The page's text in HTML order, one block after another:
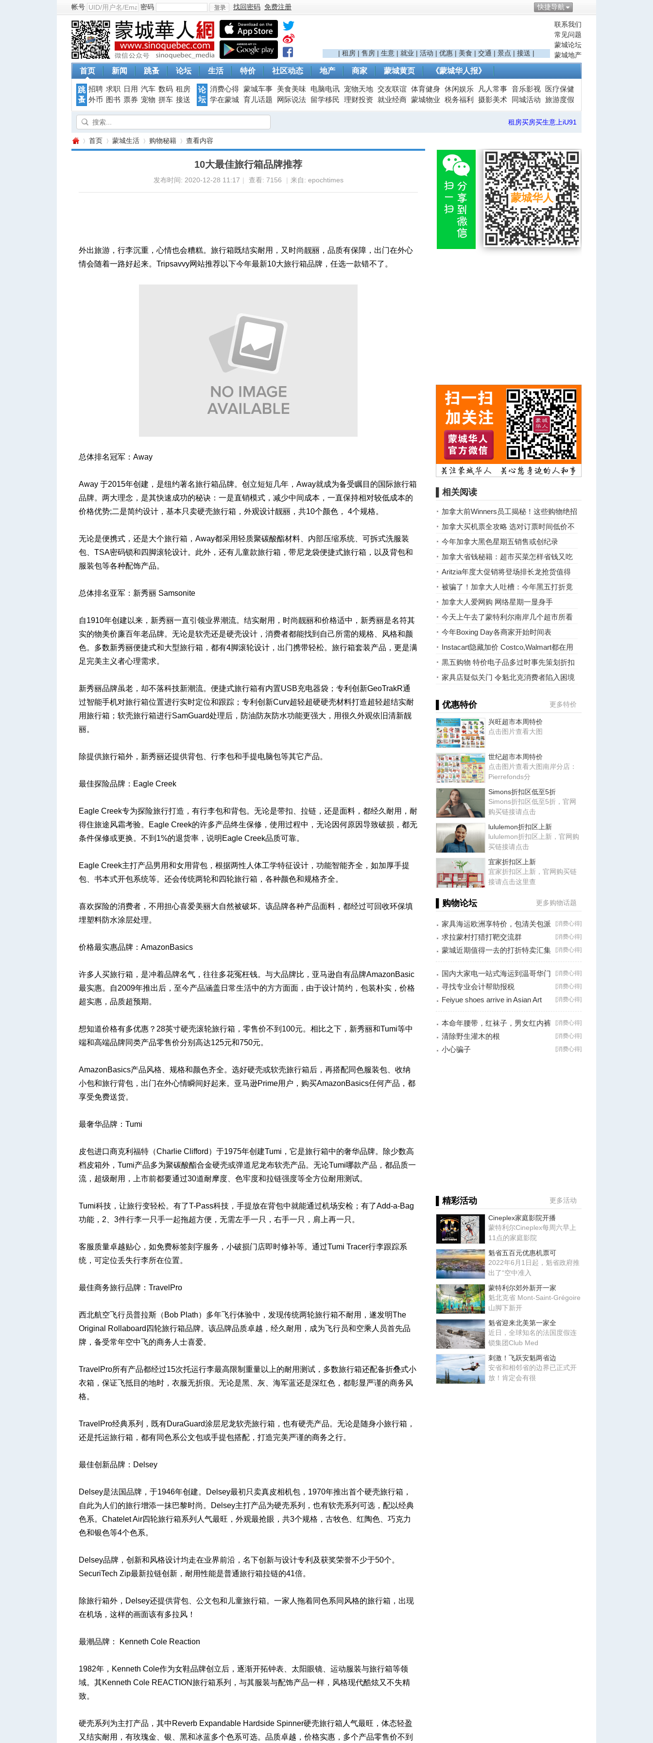
快捷导航
帐号 密码
登
录
找回密码 免费注册
联系我们
常见问题
蒙城论坛
蒙城地产
| 租房 | 售房 | 生意 | 就业 | 活动 | 优惠 | 美食 | 交通 | 景点 | 接送 |
首页 新闻 跳蚤 论坛 生活 特价 社区动态 地产 商家 蒙城黄页 《蒙城华人报》
跳
蚤
招聘 求职 日用 汽车 数码 租房
外币
图书 票券 宠物 拼车 接送
论
坛
消费心得 蒙城车事 美食美味 电脑电讯 宠物天地 交友联谊 体育健身 休闲娱乐 凡人常事 音乐影视
医疗保健
学在蒙城 育儿话题 网际说法 留学移民 理财投资 就业经商 蒙城物业 税务福利 摄影美术 同城活动 旅游度假
租房买房买生意上iU91
首页 蒙城生活 购物秘籍
›
查看内容
10大最佳旅行箱品牌推荐
发布时间: 2020-12-28 11:17 | 查看: 7156 | 来自: epochtimes
外出旅游，行李沉重，心情也会糟糕。旅行箱既结实耐用，又时尚靓丽，品质有保障，出门在外心
情会随着一路好起来。Tripsavvy网站推荐以下今年最新10大旅行箱品牌，任选一款错不了。
总体排名冠军：Away
Away 于2015年创建，是纽约著名旅行箱品牌。创立短短几年，Away就成为备受瞩目的国际旅行箱
品牌。两大理念，是其快速成功的秘诀：一是直销模式，减少中间成本，一直保持相对较低成本的
价格优势;二是简约设计，基本只卖硬壳旅行箱，外观设计靓丽，共10个颜色， 4个规格。
无论是便携式，还是大个旅行箱，Away都采用轻质聚碳酸酯材料、内部压缩系统、可拆式洗服装
包、TSA密码锁和四脚滚轮设计。此外，还有儿童款旅行箱，带尼龙袋便捷式旅行箱，以及背包和
服装包等各种配饰产品。
总体排名亚军：新秀丽 Samsonite
自1910年创建以来，新秀丽一直引领业界潮流。结实耐用，时尚靓丽和价格适中，新秀丽是名符其
实的物美价廉百年老品牌。无论是软壳还是硬壳设计，消费者都能找到自己所需的规格、风格和颜
色。多数新秀丽便捷式和大型旅行箱，都有4脚滚轮设计，出门携带轻松。旅行箱套装产品，更是满
足完美主义者心理需求。
新秀丽品牌虽老，却不落科技新潮流。便捷式旅行箱有内置USB充电器袋；专利创新GeoTrakR通
过智能手机对旅行箱位置进行实时定位和跟踪；专利创新Curv超轻超硬硬壳材料打造超轻超结实耐
用旅行箱；软壳旅行箱进行SamGuard处理后，防油防灰防水功能更强大，用很久外观依旧清新靓
丽。
除提供旅行箱外，新秀丽还提供背包、行李包和手提电脑包等其它产品。
最佳探险品牌：Eagle Creek
Eagle Creek专为探险旅行打造，有行李包和背包。无论是带扣、拉链，还是面料，都经久耐用，耐
得住旅途风霜考验。Eagle Creek的许多产品终生保修，使用过程中，无论因何原因导致破损，都无
条件保修或更换。不到1%的退货率，说明Eagle Creek品质可靠。
Eagle Creek主打产品男用和女用背包，根据两性人体工学特征设计，功能智能齐全，如加厚手提
包、书本式开包系统等。还会传统两轮和四轮旅行箱，各种颜色和规格齐全。
喜欢探险的消费者，不用担心喜爱美丽大自然被破坏。该品牌各种产品面料，都经过可回收环保填
埋塑料防水涂层处理。
价格最实惠品牌：AmazonBasics
许多人买旅行箱，是冲着品牌名气，往往多花冤枉钱。与大品牌比，亚马逊自有品牌AmazonBasic
最实惠。自2009年推出后，至今产品涵盖日常生活中的方方面面，由于设计简约，包装朴实，价格
超实惠，品质超预期。
想知道价格有多优惠？28英寸硬壳滚轮旅行箱，零售价不到100元。相比之下，新秀丽和Tumi等中
端和高端品牌同类产品零售价分别高达125元和750元。
AmazonBasics产品风格、规格和颜色齐全。选好硬壳或软壳旅行箱后，再搭配同色服装包、收纳
小包和旅行背包，出门在外心情瞬间好起来。亚马逊Prime用户，购买AmazonBasics任何产品，都
享受免费送货。
最奢华品牌：Tumi
皮包进口商克利福特（Charlie Clifford）于1975年创建Tumi，它是旅行箱中的奢华品牌。除少数高
档皮箱外，Tumi产品多为聚碳酸酯合金硬壳或弹道尼龙布软壳产品。无论Tumi哪款产品，都品质一
流，超级耐用，上市前都要通过30道耐摩度、色牢度和拉链强度等全方位耐用测试。
Tumi科技，让旅行变轻松。有了T-Pass科技，手提放在背包中就能通过机场安检；有了Add-a-Bag
功能，2、3件行李一只手一起拖超方便，无需左手一只，右手一只，肩上再一只。
客服质量卓越贴心，如免费标签刻字服务，小破损门店即时修补等。通过Tumi Tracer行李跟踪系
统，可定位丢失行李所在位置。
最佳商务旅行品牌：TravelPro
西北航空飞行员普拉斯（Bob Plath）多年飞行体验中，发现传统两轮旅行箱不耐用，遂发明The
Original Rollaboard四轮旅行箱品牌。该品牌品质卓越，经久耐用，成为飞行员和空乘人员首先品
牌，备受常年空中飞的商务人士喜爱。
TravelPro所有产品都经过15次托运行李最高限制重量以上的耐用测试，多数旅行箱还配备折叠式小
衣箱，保证飞抵目的地时，衣服无折痕。无论是黑、灰、海军蓝还是深红色，都彰显严谨的商务风
格。
TravelPro经典系列，既有DuraGuard涂层尼龙软壳旅行箱，也有硬壳产品。无论是随身小旅行箱，
还是托运旅行箱，都有同色系公文包或手提包搭配，打造完美严谨的商务之行。
最佳创新品牌：Delsey
Delsey是法国品牌，于1946年创建。Delsey最初只卖真皮相机包，1970年推出首个硬壳旅行箱，
自此为人们的旅行增添一抹巴黎时尚。Delsey主打产品为硬壳系列，也有软壳系列可选，配以经典
色系。Chatelet Air四轮旅行箱系列人气最旺，外观最抢眼，共3个规格，古牧色、红陶色、巧克力
色和银色等4个色系。
Delsey品牌，创新和风格设计均走在业界前沿，名下创新与设计专利及获奖荣誉不少于50个。
SecuriTech Zip最新拉链创新，耐用性能是普通旅行箱拉链的41倍。
除旅行箱外，Delsey还提供背包、公文包和儿童旅行箱。一家人拖着同色系同风格的旅行箱，出现
在机场，这样的画面该有多拉风！
最潮品牌： Kenneth Cole Reaction
1982年，Kenneth Cole作为女鞋品牌创立后，逐渐开拓钟表、太阳眼镜、运动服装与旅行箱等领
域。其Kenneth Cole REACTION旅行箱系列，与其服装与配饰产品一样，风格现代酷炫又不失精
致。
硬壳系列为主打产品，其中Reverb Expandable Hardside Spinner硬壳旅行箱人气最旺，体态轻盈
又结实耐用，有玫瑰金、银、黑和冰蓝多个色系可选。品质卓越，价格实惠，多个产品零售价不到
▌相关阅读
加拿大前Winners员工揭秘！这些购物绝招
能帮你省下一大笔钱！ ...
加拿大买机票全攻略 选对订票时间低价不
是梦
今年加拿大黑色星期五销售或创纪录
加拿大省钱秘籍：超市买菜怎样省钱又吃
得健康
Aritzia年度大促销将登场排长龙抢货值得
吗？
被骗了！加拿大人吐槽：今年黑五打折竟
是假象！
加拿大人爱网购 网络星期一显身手
今天上午去了蒙特利尔南岸几个超市所看
到的
今年Boxing Day各商家开始时间表
Instacart隐藏加价 Costco,Walmart都在用
黒五购物 特价电子品多过时事先策划折扣
多
家具店疑似关门 令魁北克消费者陷入困境
▌优惠特价 更多特价
兴旺超市本周特价
点击图片查看大图
世纪超市本周特价
点击图片查看大图南岸分店：
Pierrefonds分
Simons折扣区低至5折
Simons折扣区低至5折，官网
购买链接请点击
lululemon折扣区上新
lululemon折扣区上新，官网购
买链接请点击
宜家折扣区上新
宜家折扣区上新，官网购买链
接请点击这里查
▌购物论坛 更多购物话题
[消费心得]
家具海运欧洲享特价，包清关包派
送一站式
[消费心得]
求拉蒙村打猎打靶交流群
[消费心得]
蒙城近期值得一去的打折特卖汇集
[消费心得]
国内大家电一站式海运到温哥华门
对门服务
[消费心得]
寻找专业会计帮助报税
[消费心得]
Feiyue shoes arrive in Asian Art
store,
[消费心得]
本命年腰带，红袜子，男女红内裤
有卖，地址
[消费心得]
清除野生灌木的根
[消费心得]
小心骗子
▌精彩活动 更多活动
Cineplex家庭影院开播
蒙特利尔Cineplex每周六早上
11点的家庭影院
魁省五百元优惠机票可
2022年6月1日起，魁省政府推
出了“空中准入
蒙特利尔郊外新开一家
魁北克省 Mont-Saint-Grégoire
山脚下新开
魁省迎来北美第一家全
近日，全球知名的法国度假连
锁集团Club Med
刺激！飞跃安魁两省边
安省和相邻省的边界已正式开
放！肯定会有很